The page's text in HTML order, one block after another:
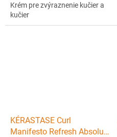
Krém pre zvýraznenie kučier a
kučier
KÉRASTASE Curl
Manifesto Refresh Absolu